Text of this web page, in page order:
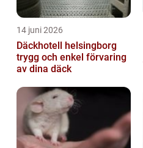
14 juni 2026
Däckhotell helsingborg
trygg och enkel förvaring
av dina däck